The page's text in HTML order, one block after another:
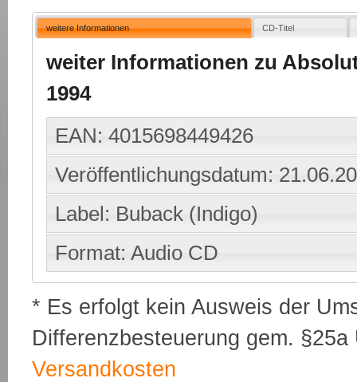
weitere Informationen CD-Titel
weiter Informationen zu
1994
EAN: 4015698449426
Veröffentlichungsdatum:
Label: Buback (Indigo)
Format: Audio CD
* Es erfolgt kein Ausweis der
Differenzbesteuerung gem.
Versandkosten